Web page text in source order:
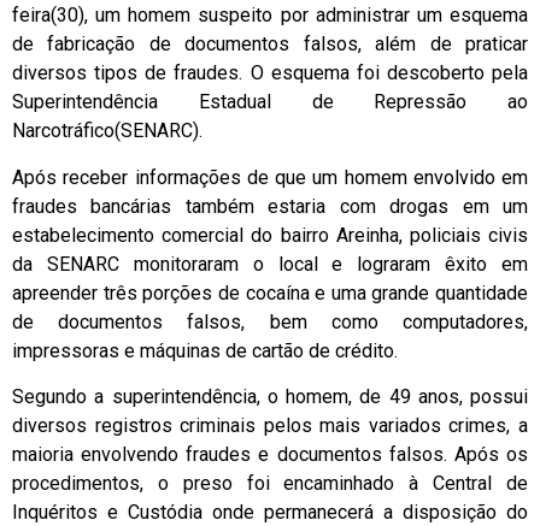
feira(30), um homem suspeito por administrar um esquema
de fabricação de documentos falsos, além de praticar
diversos tipos de fraudes. O esquema foi descoberto pela
Superintendência Estadual de Repressão ao
Narcotráfico(SENARC).
Após receber informações de que um homem envolvido em
fraudes bancárias também estaria com drogas em um
estabelecimento comercial do bairro Areinha, policiais civis
da SENARC monitoraram o local e lograram êxito em
apreender três porções de cocaína e uma grande quantidade
de documentos falsos, bem como computadores,
impressoras e máquinas de cartão de crédito.
Segundo a superintendência, o homem, de 49 anos, possui
diversos registros criminais pelos mais variados crimes, a
maioria envolvendo fraudes e documentos falsos. Após os
procedimentos, o preso foi encaminhado à Central de
Inquéritos e Custódia onde permanecerá a disposição do